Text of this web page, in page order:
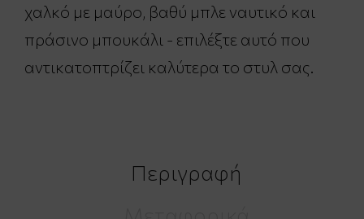
χαλκό με μαύρο, βαθύ μπλε ναυτικό και
πράσινο μπουκάλι - επιλέξτε αυτό που
αντικατοπτρίζει καλύτερα το στυλ σας.
Περιγραφή